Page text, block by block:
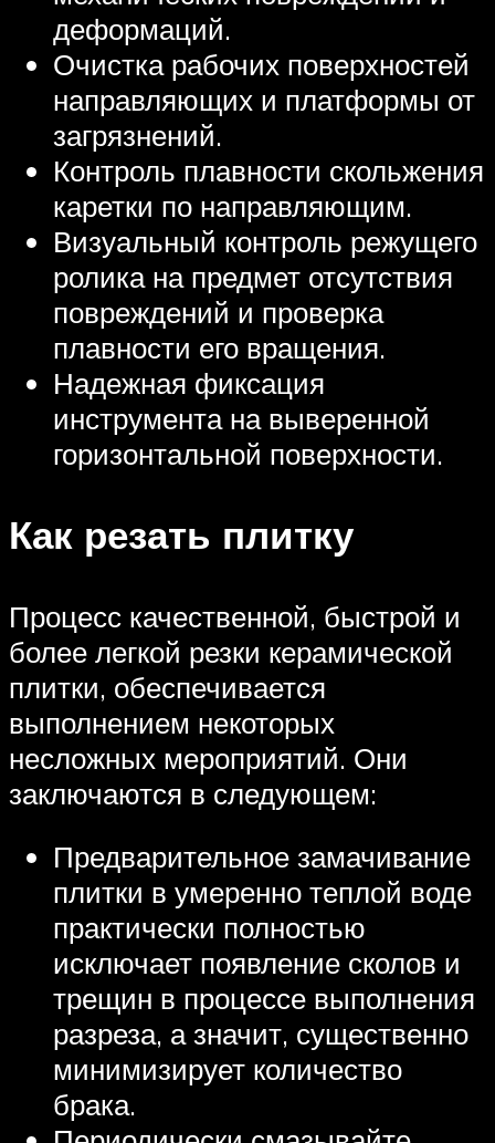
деформаций.
Очистка рабочих поверхностей
направляющих и платформы от
загрязнений.
Контроль плавности скольжения
каретки по направляющим.
Визуальный контроль режущего
ролика на предмет отсутствия
повреждений и проверка
плавности его вращения.
Надежная фиксация
инструмента на выверенной
горизонтальной поверхности.
Как резать плитку
Процесс качественной, быстрой и
более легкой резки керамической
плитки, обеспечивается
выполнением некоторых
несложных мероприятий. Они
заключаются в следующем:
Предварительное замачивание
плитки в умеренно теплой воде
практически полностью
исключает появление сколов и
трещин в процессе выполнения
разреза, а значит, существенно
минимизирует количество
брака.